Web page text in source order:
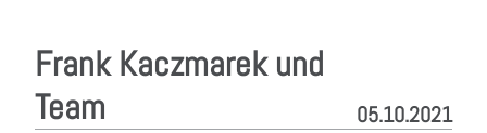
Frank Kaczmarek und
Team
05.10.2021